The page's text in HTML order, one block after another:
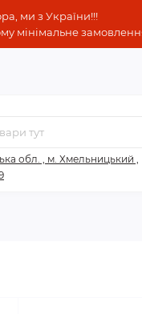
ми з України!!!
мінімальне
обл. , м. Хмельницький ,